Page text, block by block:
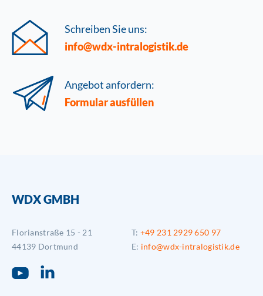
Schreiben Sie uns:
info@wdx-intralogistik.de
Angebot anfordern:
Formular ausfüllen
WDX GMBH
Florianstraße 15 - 21
44139 Dortmund
T: +49 231 2929 650 97
E: info@wdx-intralogistik.de